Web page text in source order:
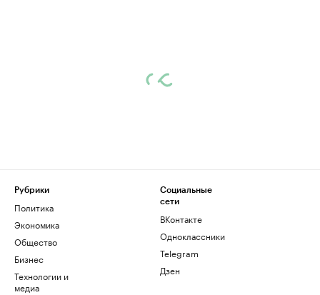
Рубрики
Политика
Экономика
Общество
Бизнес
Технологии и
медиа
Социальные
сети
ВКонтакте
Одноклассники
Telegram
Дзен